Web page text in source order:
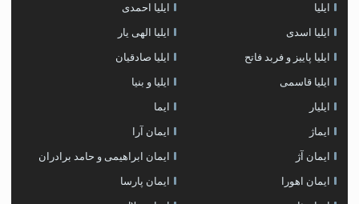
ایلیا ایلیا احمدی
ایلیا اسدی ایلیا الهی یار
ایلیا پاییز و فربد فاتح ایلیا صادقیان
ایلیا قاسمی ایلیا و بنیا
ایلیار ایما
ایماژ ایمان آرا
ایمان آژ ایمان ابراهیمی و حامد برادران
ایمان اهورا ایمان پارسا